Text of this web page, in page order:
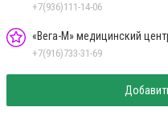
+7(936)111-14-06
«Вега-М» медицинский
+7(916)733-31-69